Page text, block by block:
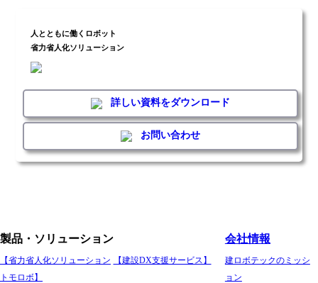
人とともに働くロボット
省力省人化ソリューション
詳しい資料をダウンロード
お問い合わせ
製品・ソリューション
【省力省人化ソリューション
トモロボ】
【建設DX支援サービス】
会社情報
建ロボテックのミッシ
ョン